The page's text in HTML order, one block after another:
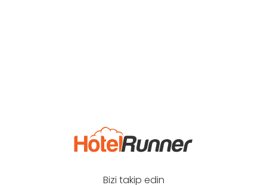
Bizi takip edin